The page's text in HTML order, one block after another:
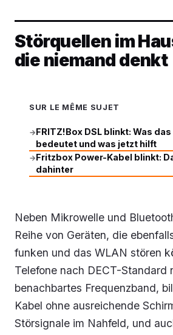
Störquellen im
die niemand denkt
SUR LE MÊME SUJET
→FRITZ!Box DSL blinkt: Was
bedeutet und was jetzt hilft
→Fritzbox Power-Kabel blinkt:
dahinter
Neben Mikrowelle und
Reihe von Geräten, die
funken und das WLAN stören
Telefone nach DECT-Standard
benachbartes Frequenzband,
Kabel ohne ausreichende
Störsignale im Nahfeld, und